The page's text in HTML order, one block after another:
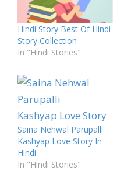
Hindi Story Best Of Hindi
Story Collection
In "Hindi Stories"
Saina Nehwal Parupalli
Kashyap Love Story In
Hindi
In "Hindi Stories"